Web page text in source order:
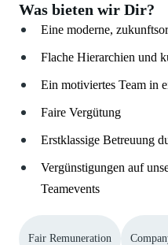
Was bieten wir Dir?
Eine moderne,
Flache Hierarchien und
Ein motiviertes Team in
Faire Vergütung
Erstklassige Betreuung
Vergünstigungen auf
Teamevents
Fair Remuneration